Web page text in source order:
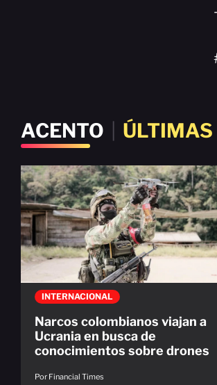
ACENTO
INTERNACIONAL
Narcos colombianos viajan a
Ucrania en busca de
conocimientos sobre drones
Por Financial Times